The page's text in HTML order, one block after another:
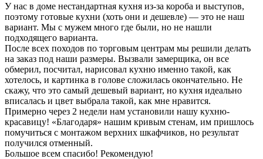
У нас в доме нестандартная кухня из-за короба и выступов,
поэтому готовые кухни (хоть они и дешевле) — это не наш
вариант. Мы с мужем много где были, но не нашли
подходящего варианта.
После всех походов по торговым центрам мы решили делать
на заказ под наши размеры. Вызвали замерщика, он все
обмерил, посчитал, нарисовал кухню именно такой, как
хотелось, и картинка в голове сложилась окончательно. Не
скажу, что это самый дешевый вариант, но кухня идеально
вписалась и цвет выбрала такой, как мне нравится.
Примерно через 2 недели нам установили нашу кухню-
красавицу! «Благодаря» нашим кривым стенам, им пришлось
помучиться с монтажом верхних шкафчиков, но результат
получился отменный.
Большое всем спасибо! Рекомендую!